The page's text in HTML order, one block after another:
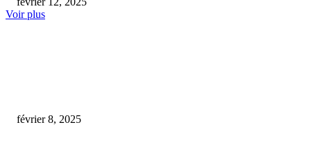
Voir plus
février 8, 2025